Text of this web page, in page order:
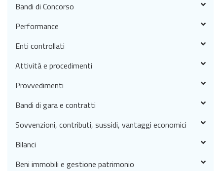
Bandi di Concorso
Performance
Enti controllati
Attività e procedimenti
Provvedimenti
Bandi di gara e contratti
Sovvenzioni, contributi, sussidi, vantaggi economici
Bilanci
Beni immobili e gestione patrimonio